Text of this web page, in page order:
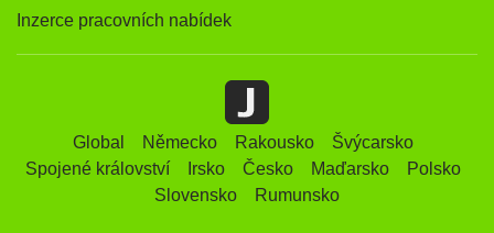
Inzerce pracovních nabídek
Global Německo Rakousko
Švýcarsko
Spojené království
Irsko Česko Maďarsko
Polsko
Slovensko
Rumunsko